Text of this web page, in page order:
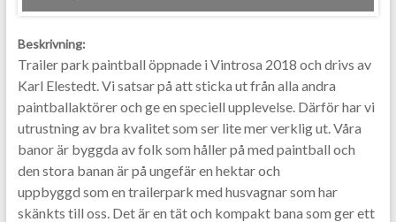
Beskrivning:
Trailer park paintball öppnade i Vintrosa 2018 och drivs av
Karl Elestedt. Vi satsar på att sticka ut från alla andra
paintballaktörer och ge en speciell upplevelse. Därför har vi
utrustning av bra kvalitet som ser lite mer verklig ut. Våra
banor är byggda av folk som håller på med paintball och
den stora banan är på ungefär en hektar och
uppbyggd som en trailerpark med husvagnar som har
skänkts till oss. Det är en tät och kompakt bana som ger ett